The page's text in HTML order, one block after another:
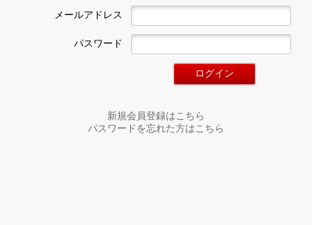
メールアドレス
パスワード
新規会員登録はこちら
パスワードを忘れた方はこちら